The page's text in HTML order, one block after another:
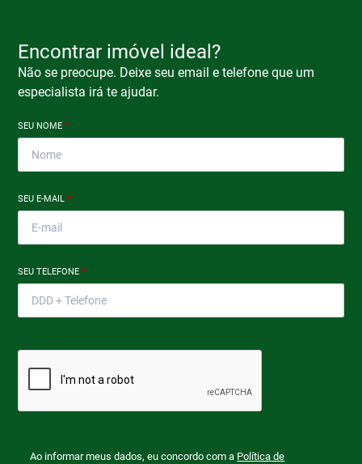
Encontrar imóvel ideal?
Não se preocupe. Deixe seu email e telefone que um
especialista irá te ajudar.
SEU NOME*
SEU E-MAIL*
SEU TELEFONE*
Ao informar meus dados, eu concordo com a Política de